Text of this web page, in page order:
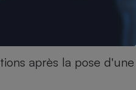
après la pose d'une